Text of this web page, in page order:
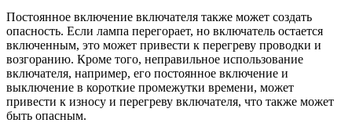
Постоянное включение включателя также может создать
опасность. Если лампа перегорает, но включатель остается
включенным, это может привести к перегреву проводки и
возгоранию. Кроме того, неправильное использование
включателя, например, его постоянное включение и
выключение в короткие промежутки времени, может
привести к износу и перегреву включателя, что также может
быть опасным.